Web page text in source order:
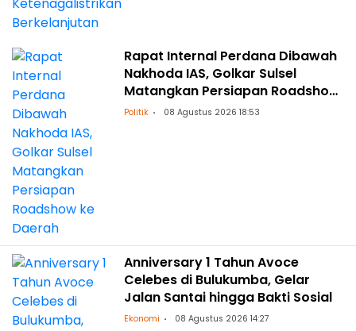
Rapat Internal Perdana Dibawah
Nakhoda IAS, Golkar Sulsel
Matangkan Persiapan Roadshow
ke Daerah
Politik 08 Agustus 2026 18:53
Anniversary 1 Tahun Avoce
Celebes di Bulukumba, Gelar
Jalan Santai hingga Bakti Sosial
Ekonomi 08 Agustus 2026 14:27